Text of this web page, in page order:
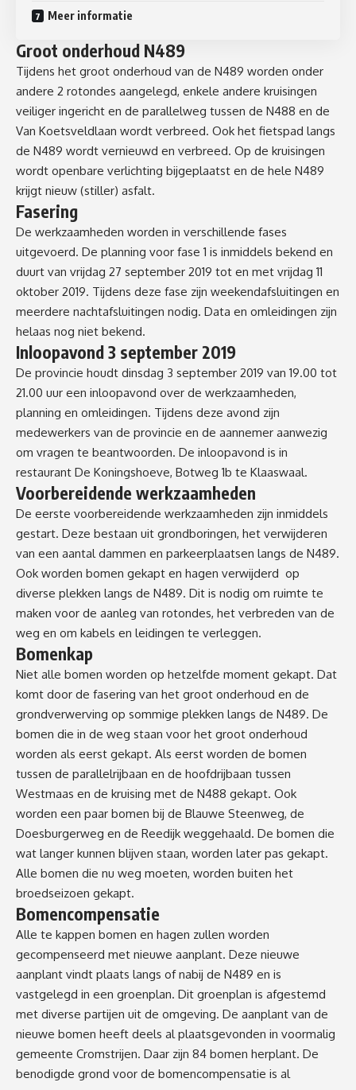
Meer informatie
Groot onderhoud N489
Tijdens het groot onderhoud van de N489 worden onder
andere 2 rotondes aangelegd, enkele andere kruisingen
veiliger ingericht en de parallelweg tussen de N488 en de
Van Koetsveldlaan wordt verbreed. Ook het fietspad langs
de N489 wordt vernieuwd en verbreed. Op de kruisingen
wordt openbare verlichting bijgeplaatst en de hele N489
krijgt nieuw (stiller) asfalt.
Fasering
De werkzaamheden worden in verschillende fases
uitgevoerd. De planning voor fase 1 is inmiddels bekend en
duurt van vrijdag 27 september 2019 tot en met vrijdag 11
oktober 2019. Tijdens deze fase zijn weekendafsluitingen en
meerdere nachtafsluitingen nodig. Data en omleidingen zijn
helaas nog niet bekend.
Inloopavond 3 september 2019
De provincie houdt dinsdag 3 september 2019 van 19.00 tot
21.00 uur een inloopavond over de werkzaamheden,
planning en omleidingen. Tijdens deze avond zijn
medewerkers van de provincie en de aannemer aanwezig
om vragen te beantwoorden. De inloopavond is in
restaurant De Koningshoeve, Botweg 1b te Klaaswaal.
Voorbereidende werkzaamheden
De eerste voorbereidende werkzaamheden zijn inmiddels
gestart. Deze bestaan uit grondboringen, het verwijderen
van een aantal dammen en parkeerplaatsen langs de N489.
Ook worden bomen gekapt en hagen verwijderd op
diverse plekken langs de N489. Dit is nodig om ruimte te
maken voor de aanleg van rotondes, het verbreden van de
weg en om kabels en leidingen te verleggen.
Bomenkap
Niet alle bomen worden op hetzelfde moment gekapt. Dat
komt door de fasering van het groot onderhoud en de
grondverwerving op sommige plekken langs de N489. De
bomen die in de weg staan voor het groot onderhoud
worden als eerst gekapt. Als eerst worden de bomen
tussen de parallelrijbaan en de hoofdrijbaan tussen
Westmaas en de kruising met de N488 gekapt. Ook
worden een paar bomen bij de Blauwe Steenweg, de
Doesburgerweg en de Reedijk weggehaald. De bomen die
wat langer kunnen blijven staan, worden later pas gekapt.
Alle bomen die nu weg moeten, worden buiten het
broedseizoen gekapt.
Bomencompensatie
Alle te kappen bomen en hagen zullen worden
gecompenseerd met nieuwe aanplant. Deze nieuwe
aanplant vindt plaats langs of nabij de N489 en is
vastgelegd in een groenplan. Dit groenplan is afgestemd
met diverse partijen uit de omgeving. De aanplant van de
nieuwe bomen heeft deels al plaatsgevonden in voormalig
gemeente Cromstrijen. Daar zijn 84 bomen herplant. De
benodigde grond voor de bomencompensatie is al